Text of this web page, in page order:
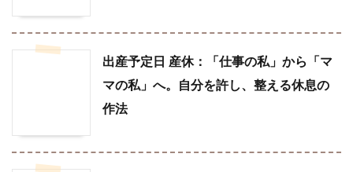
出産予定日 産休：「仕事の私」から「マ
マの私」へ。自分を許し、整える休息の
作法